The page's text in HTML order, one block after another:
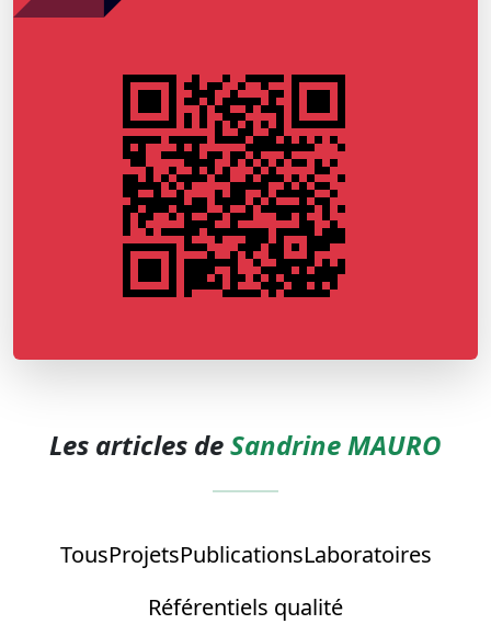
Les articles deSandrine MAURO
TousProjetsPublicationsLaboratoires
Référentiels qualité